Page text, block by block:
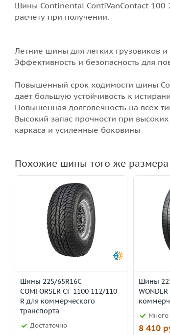
Шины Continental ContiVanContact 100
расчету при получении.
Летние шины для легких грузовиков
Эффективность и безопасность для
Повышенный срок ходимости шины
дает большую устойчивость к
Повышенная долговечность на всех
Высокий запас прочности при
каркаса и усиленные боковины
Похожие шины того же размера
Шины 225/65R16C
COMFORSER CF 1100 112/110
R для коммерческого
транспорта
Достаточно
Шины
Много
8 410